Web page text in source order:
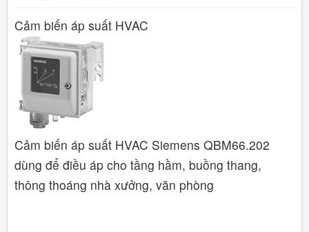
Tài liệu
Hỗ trợ kỹ thuật
Liên hệ
Cảm biến áp suất HVAC
Cảm biến áp suất HVAC Siemens QBM66.202
dùng để điều áp cho tầng hầm, buồng thang,
thông thoáng nhà xưởng, văn phòng